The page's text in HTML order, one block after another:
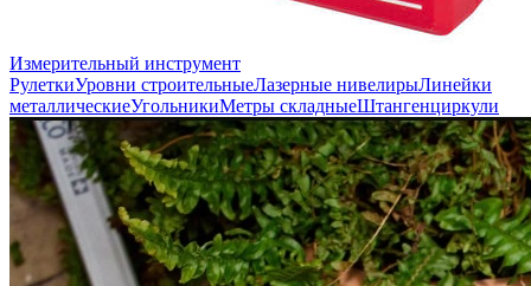
Измерительный инструмент
РулеткиУровни строительныеЛазерные нивелирыЛинейки
металлическиеУгольникиМетры складныеШтангенциркули